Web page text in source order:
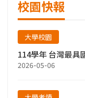
校園快報
大學校園
114學年 台灣最具
2026-05-06